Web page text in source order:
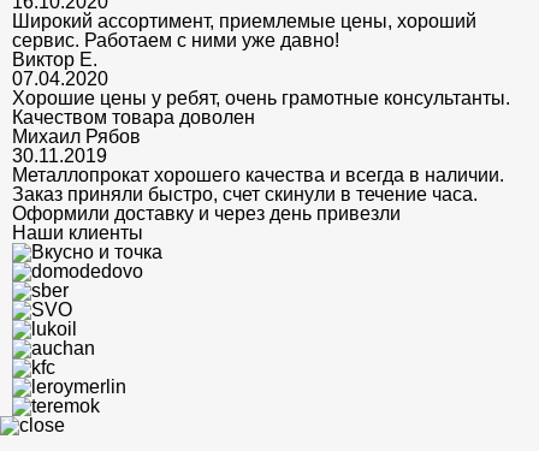
Широкий ассортимент, приемлемые цены, хороший
сервис. Работаем с ними уже давно!
Виктор Е.
07.04.2020
Хорошие цены у ребят, очень грамотные консультанты.
Качеством товара доволен
Михаил Рябов
30.11.2019
Металлопрокат хорошего качества и всегда в наличии.
Заказ приняли быстро, счет скинули в течение часа.
Оформили доставку и через день привезли
Наши клиенты